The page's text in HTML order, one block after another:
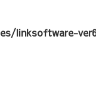
linksoftware-